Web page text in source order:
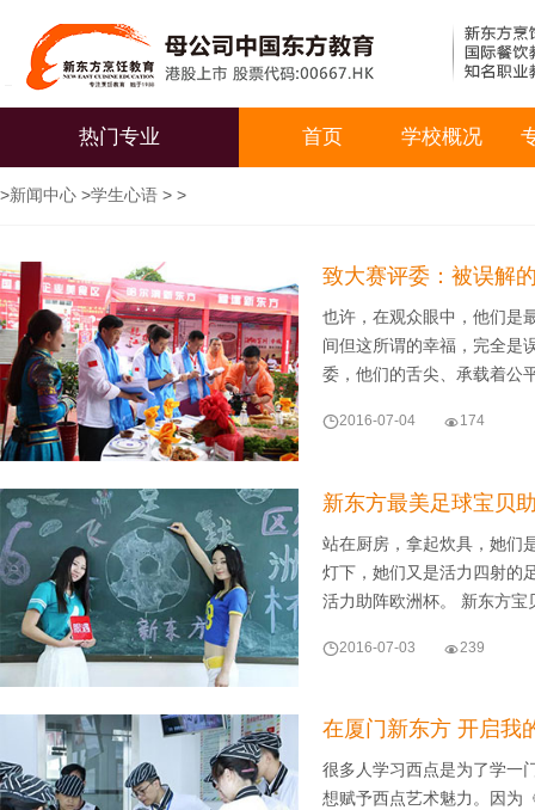
热门专业 首页 学校概况
>新闻中心 >学生心语 > >
致大赛评委：被误解
也许，在观众眼中，他们是
间但这所谓的幸福，完全是
委，他们的舌尖、承载着
2016-07-04 174
新东方最美足球宝贝
站在厨房，拿起炊具，她们
灯下，她们又是活力四射的
活力助阵欧洲杯。 新东方
2016-07-03 239
在厦门新东方 开启我
很多人学习西点是为了学一
想赋予西点艺术魅力。因为